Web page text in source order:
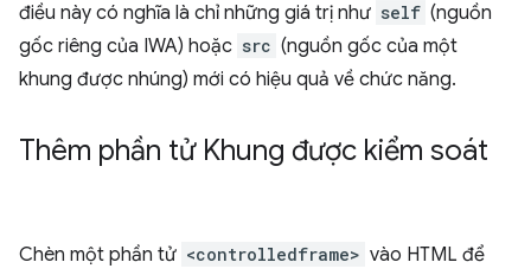
điều này có nghĩa là chỉ những giá trị như self (nguồn
gốc riêng của IWA) hoặc src (nguồn gốc của một
khung được nhúng) mới có hiệu quả về chức năng.
Thêm phần tử Khung được kiểm soát
Chèn một phần tử <controlledframe> vào HTML để